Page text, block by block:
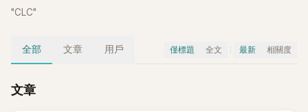
"CLC"
全部 文章 用戶 僅標題 全文 最新 相關度
文章